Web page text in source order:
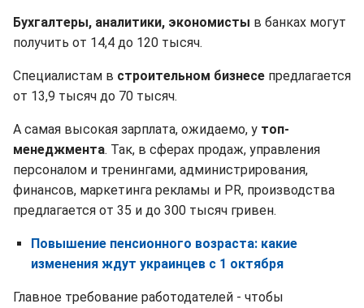
Бухгалтеры, аналитики, экономисты в банках могут
получить от 14,4 до 120 тысяч.
Специалистам в строительном бизнесе предлагается
от 13,9 тысяч до 70 тысяч.
А самая высокая зарплата, ожидаемо, у топ-
менеджмента. Так, в сферах продаж, управления
персоналом и тренингами, администрирования,
финансов, маркетинга рекламы и PR, производства
предлагается от 35 и до 300 тысяч гривен.
Повышение пенсионного возраста: какие
изменения ждут украинцев с 1 октября
Главное требование работодателей - чтобы